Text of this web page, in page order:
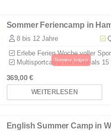
Sommer Feriencamp in
8 bis 12 Jahre
Erlebe Ferien Woche voller
Multisportcamp mit mehr als
369,00€
WEITERLESEN
English Summer Camp in